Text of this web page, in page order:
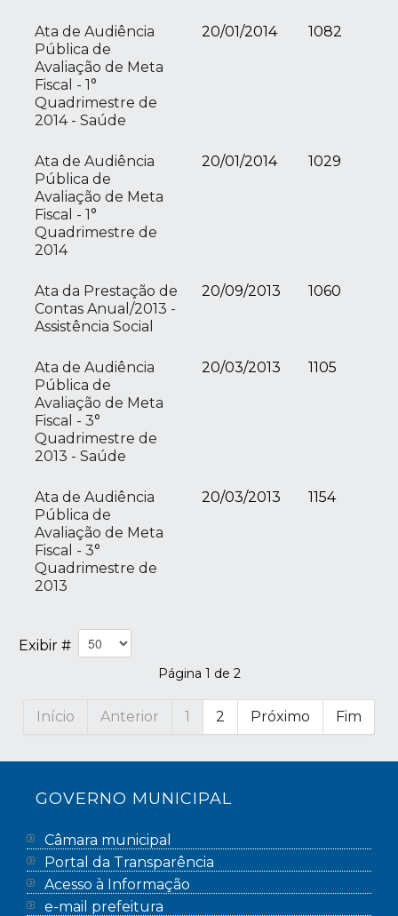
Ata de Audiência
Pública de
Avaliação de Meta
Fiscal - 1°
Quadrimestre de
2014 - Saúde
20/01/2014 1082
Ata de Audiência
Pública de
Avaliação de Meta
Fiscal - 1°
Quadrimestre de
2014
20/01/2014 1029
Ata da Prestação de
Contas Anual/2013 -
Assistência Social
20/09/2013 1060
Ata de Audiência
Pública de
Avaliação de Meta
Fiscal - 3°
Quadrimestre de
2013 - Saúde
20/03/2013 1105
Ata de Audiência
Pública de
Avaliação de Meta
Fiscal - 3°
Quadrimestre de
2013
20/03/2013 1154
Exibir #
Página 1 de 2
Início Anterior 1 2 Próximo Fim
GOVERNO MUNICIPAL
Câmara municipal
Portal da Transparência
Acesso à Informação
e-mail prefeitura